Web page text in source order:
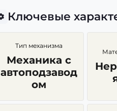
Ключевые
Тип механизма
Механика с
автоподзавод
ом